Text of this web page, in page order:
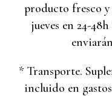
formatos)
cantidad
producto fresco y
jueves en 24-
* Transporte.
incluido en